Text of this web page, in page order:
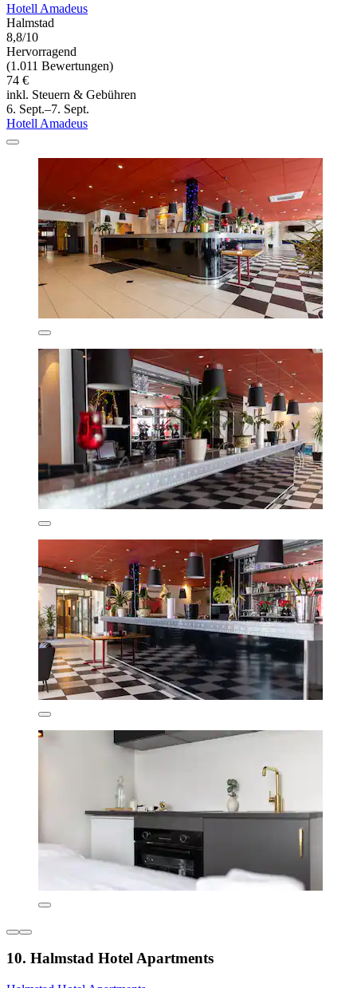
Hotell Amadeus
Halmstad
8,8/10
Hervorragend
(1.011 Bewertungen)
74 €
inkl. Steuern & Gebühren
6. Sept.–7. Sept.
Hotell Amadeus
10. Halmstad Hotel Apartments